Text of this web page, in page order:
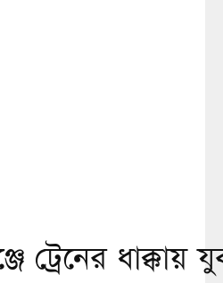
ট্রেনের